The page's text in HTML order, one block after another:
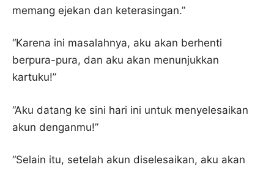
memang ejekan dan keterasingan.”
“Karena ini masalahnya, aku akan berhenti
berpura-pura, dan aku akan menunjukkan
kartuku!”
“Aku datang ke sini hari ini untuk menyelesaikan
akun denganmu!”
“Selain itu, setelah akun diselesaikan, aku akan